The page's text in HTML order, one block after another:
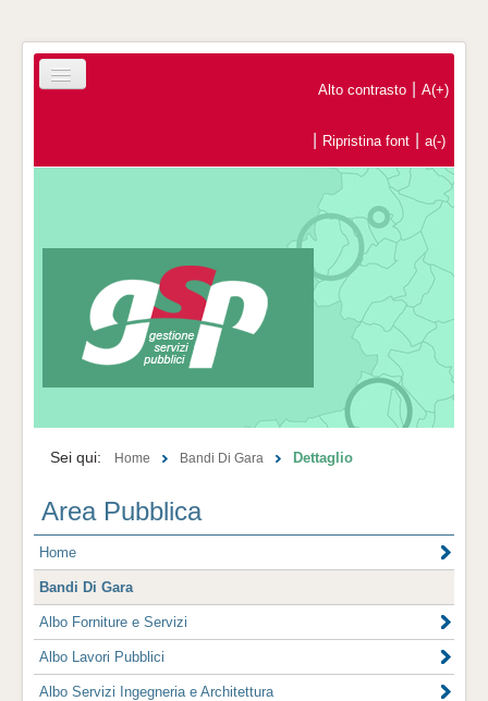
Contatti
Alto contrasto A(+)
Ripristina font a(-)
Sei qui: Home Bandi Di Gara Dettaglio
Area Pubblica
Home
Bandi Di Gara
Albo Forniture e Servizi
Albo Lavori Pubblici
Albo Servizi Ingegneria e Architettura